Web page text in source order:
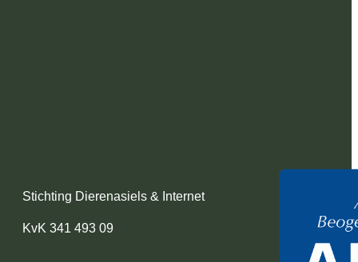
Stichting Dierenasiels & Internet
KvK 341 493 09